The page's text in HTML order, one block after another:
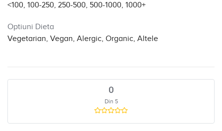
<100, 100-250, 250-500, 500-1000, 1000+
Optiuni Dieta
Vegetarian, Vegan, Alergic, Organic, Altele
0
Din 5